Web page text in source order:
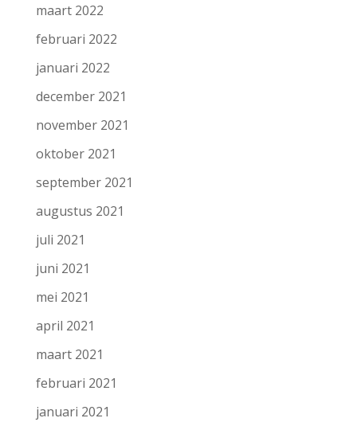
maart 2022
februari 2022
januari 2022
december 2021
november 2021
oktober 2021
september 2021
augustus 2021
juli 2021
juni 2021
mei 2021
april 2021
maart 2021
februari 2021
januari 2021